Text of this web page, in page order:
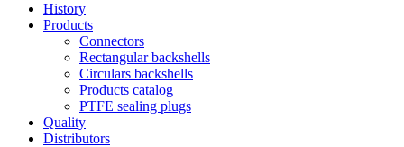
History
Products
Connectors
Rectangular backshells
Circulars backshells
Products catalog
PTFE sealing plugs
Quality
Distributors